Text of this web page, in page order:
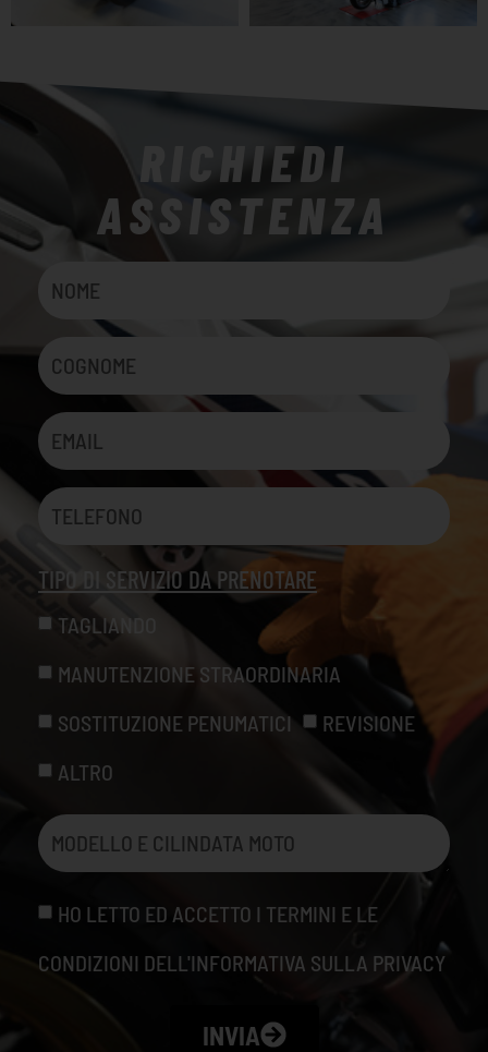
RICHIEDI
ASSISTENZA
TIPO DI SERVIZIO DA PRENOTARE
TAGLIANDO
MANUTENZIONE STRAORDINARIA
SOSTITUZIONE PENUMATICI
REVISIONE
ALTRO
HO LETTO ED ACCETTO I TERMINI E LE
CONDIZIONI DELL'INFORMATIVA SULLA PRIVACY
INVIA